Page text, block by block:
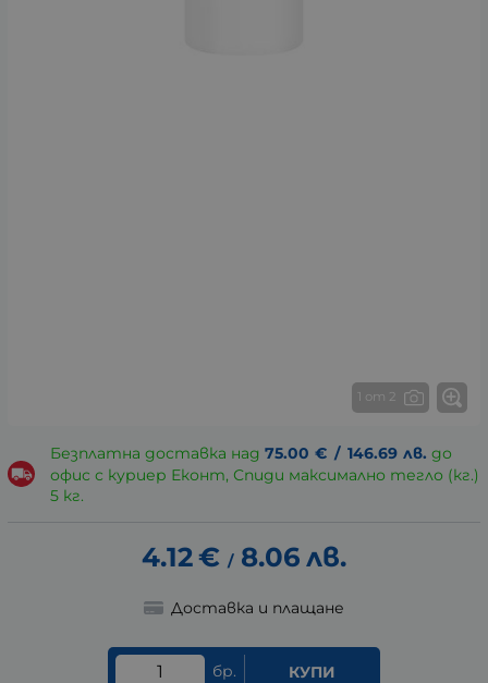
1 от 2
Безплатна доставка над 75.00 € / 146.69 лв. до
офис с куриер Еконт, Спиди максимално тегло (кг.)
5 кг.
4.12€ / 8.06 лв.
Доставка и плащане
бр. КУПИ